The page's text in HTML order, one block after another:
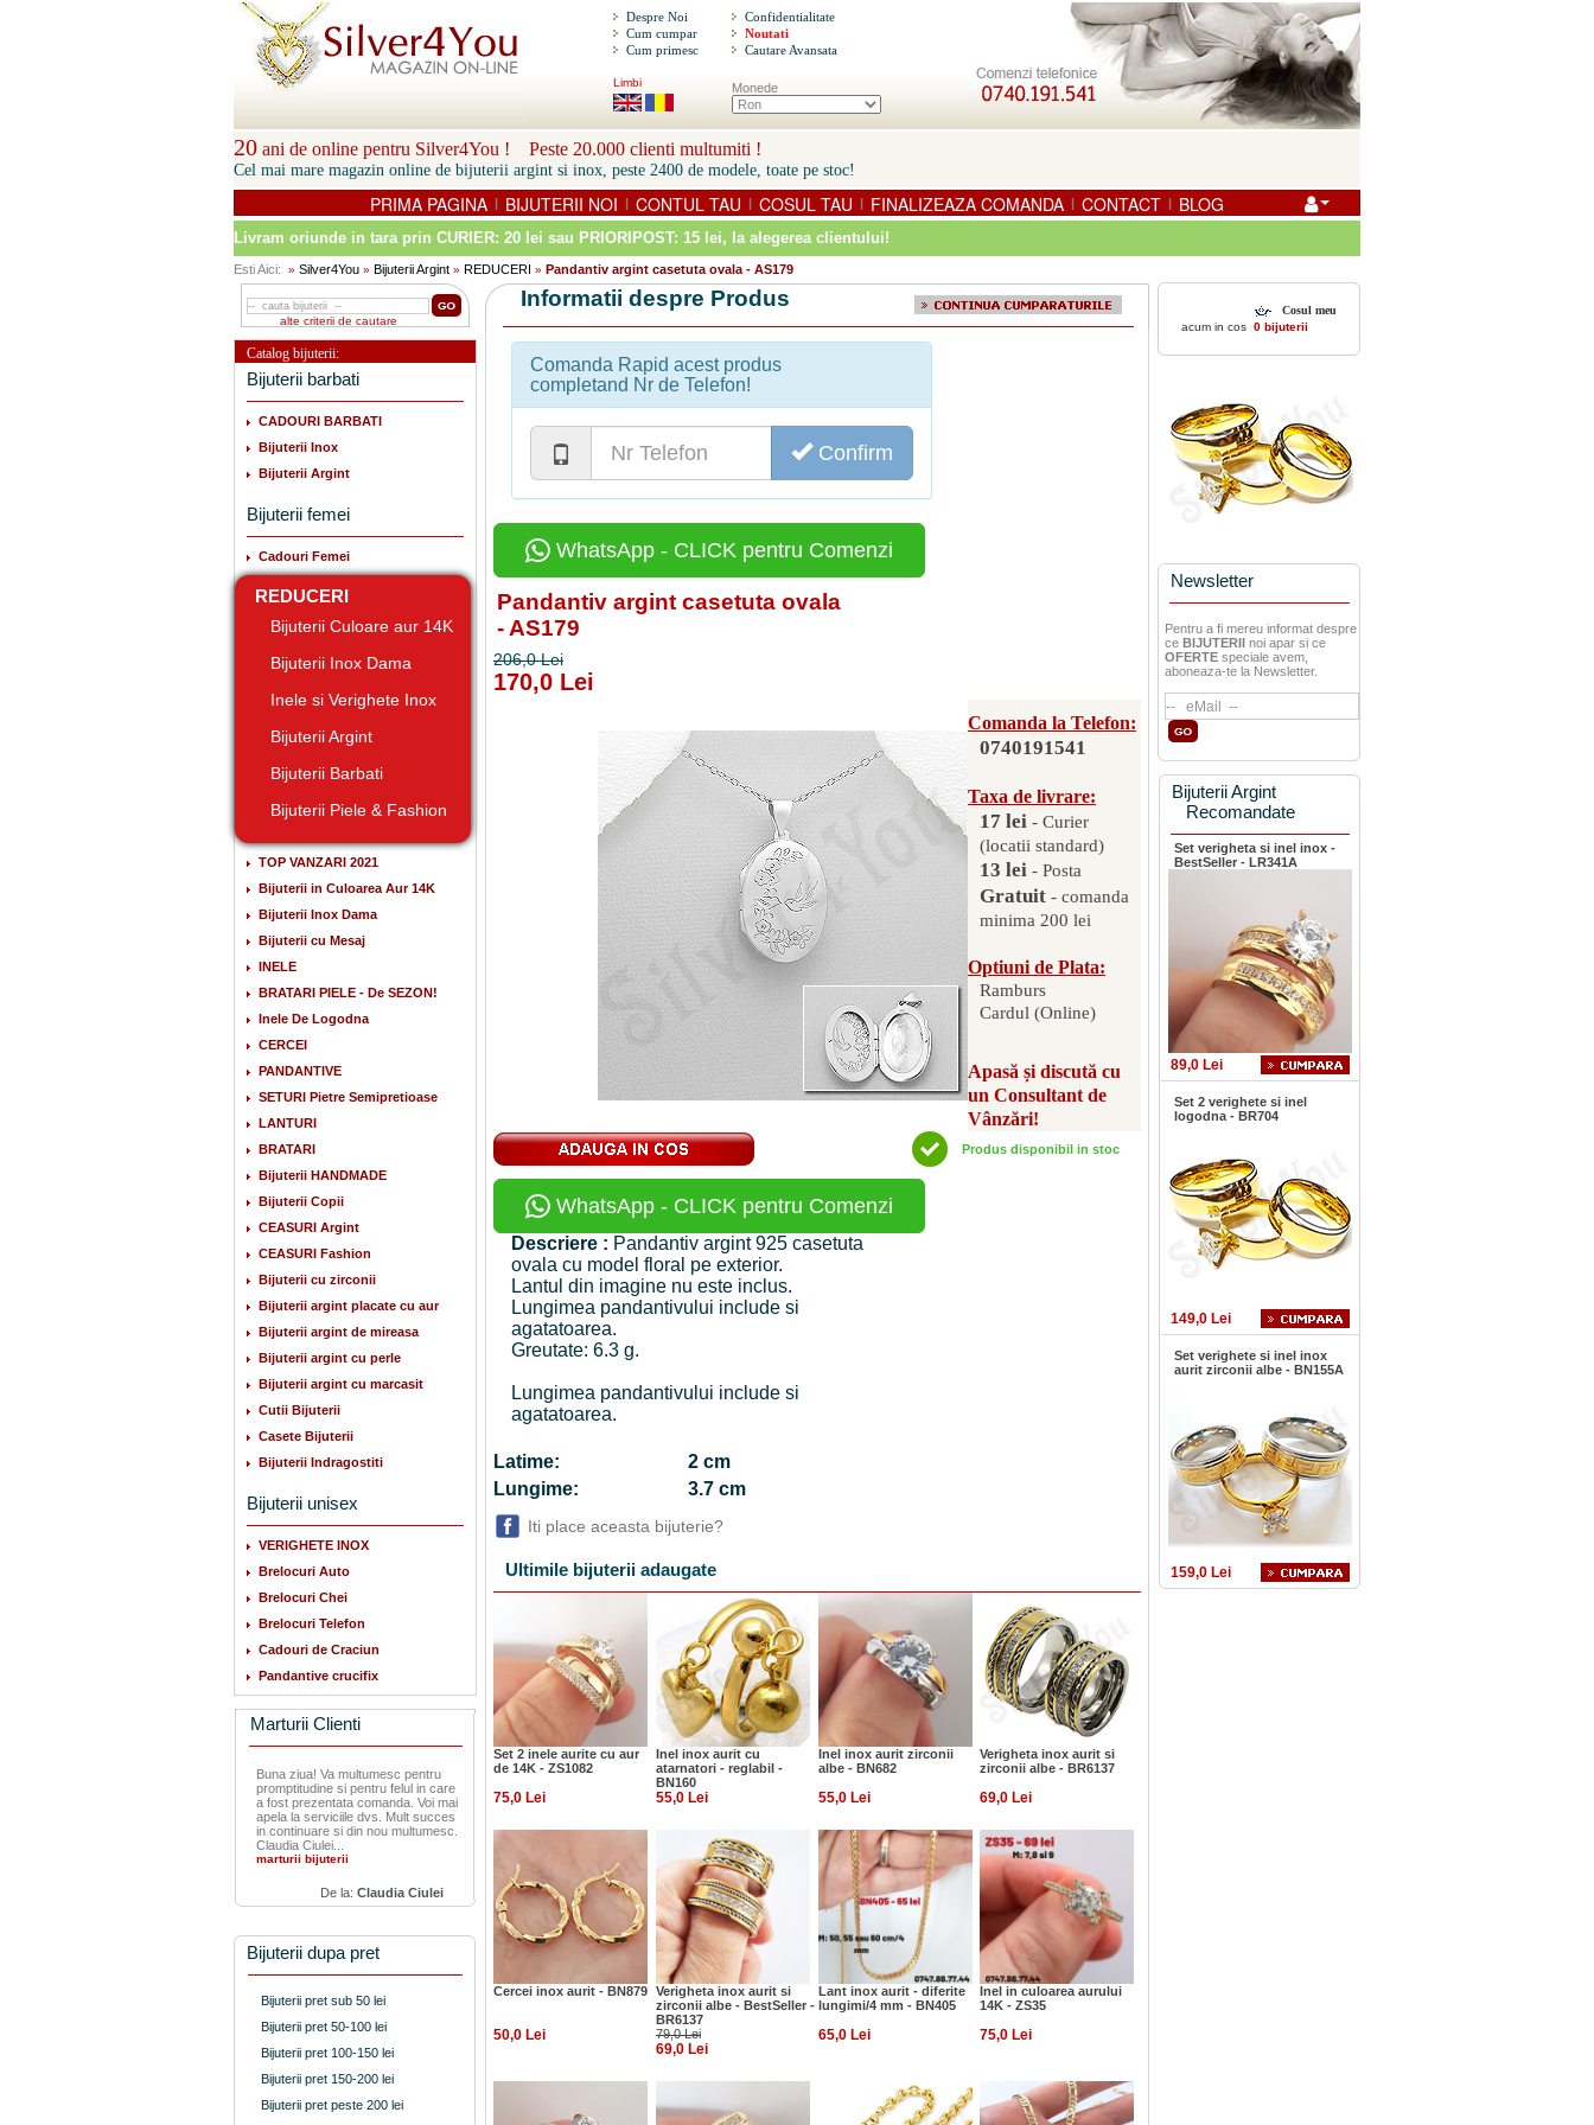
Despre Noi
Cum cumpar
Cum primesc
Confidentialitate
Noutati
Cautare Avansata
Limbi Monede
20 ani de online pentru Silver4You ! Peste 20.000 clienti multumiti !
Cel mai mare magazin online de bijuterii argint si inox, peste 2400 de modele, toate pe stoc!
PRIMA PAGINA | BIJUTERII NOI | CONTUL TAU | COSUL TAU | FINALIZEAZA COMANDA | CONTACT | BLOG
Livram oriunde in tara prin CURIER: 20 lei sau PRIORIPOST: 15 lei, la alegerea clientului!
Esti Aici: » Silver4You » Bijuterii Argint » REDUCERI » Pandantiv argint casetuta ovala - AS179
alte criterii de cautare
Catalog bijuterii:
Bijuterii barbati
CADOURI BARBATI
Bijuterii Inox
Bijuterii Argint
Bijuterii femei
Cadouri Femei
REDUCERI
Bijuterii Culoare aur 14K
Bijuterii Inox Dama
Inele si Verighete Inox
Bijuterii Argint
Bijuterii Barbati
Bijuterii Piele & Fashion
TOP VANZARI 2021
Bijuterii in Culoarea Aur 14K
Bijuterii Inox Dama
Bijuterii cu Mesaj
INELE
BRATARI PIELE - De SEZON!
Inele De Logodna
CERCEI
PANDANTIVE
SETURI Pietre Semipretioase
LANTURI
BRATARI
Bijuterii HANDMADE
Bijuterii Copii
CEASURI Argint
CEASURI Fashion
Bijuterii cu zirconii
Bijuterii argint placate cu aur
Bijuterii argint de mireasa
Bijuterii argint cu perle
Bijuterii argint cu marcasit
Cutii Bijuterii
Casete Bijuterii
Bijuterii Indragostiti
Bijuterii unisex
VERIGHETE INOX
Brelocuri Auto
Brelocuri Chei
Brelocuri Telefon
Cadouri de Craciun
Pandantive crucifix
Marturii Clienti
Buna ziua! Va multumesc pentru
promptitudine si pentru felul in care
a fost prezentata comanda. Voi mai
apela la serviciile dvs. Mult succes
in continuare si din nou multumesc.
Claudia Ciulei...
marturii bijuterii
De la: Claudia Ciulei
Bijuterii dupa pret
Bijuterii pret sub 50 lei
Bijuterii pret 50-100 lei
Bijuterii pret 100-150 lei
Bijuterii pret 150-200 lei
Bijuterii pret peste 200 lei
Informatii despre Produs
Comanda Rapid acest produs
completand Nr de Telefon!
Confirm
WhatsApp - CLICK pentru Comenzi
Pandantiv argint casetuta ovala
- AS179
206,0 Lei
170,0 Lei
Comanda la Telefon:
0740191541
Taxa de livrare:
17 lei - Curier
(locatii standard)
13 lei - Posta
Gratuit - comanda
minima 200 lei
Optiuni de Plata:
Ramburs
Cardul (Online)
Apasă și discută cu
un Consultant de
Vânzări!
Produs disponibil in stoc
WhatsApp - CLICK pentru Comenzi
Descriere : Pandantiv argint 925 casetuta
ovala cu model floral pe exterior.
Lantul din imagine nu este inclus.
Lungimea pandantivului include si
agatatoarea.
Greutate: 6.3 g.
Lungimea pandantivului include si
agatatoarea.
Latime:
2 cm
Lungime:
3.7 cm
Iti place aceasta bijuterie?
Ultimile bijuterii adaugate
Set 2 inele aurite cu aur
de 14K - ZS1082
Inel inox aurit cu
atarnatori - reglabil -
BN160
Inel inox aurit zirconii
albe - BN682
Verigheta inox aurit si
zirconii albe - BR6137
75,0 Lei 55,0 Lei 55,0 Lei 69,0 Lei
Cercei inox aurit - BN879 Verigheta inox aurit si
zirconii albe - BestSeller -
BR6137
Lant inox aurit - diferite
lungimi/4 mm - BN405
Inel in culoarea aurului
14K - ZS35
50,0 Lei 79,0 Lei
69,0 Lei
65,0 Lei 75,0 Lei
Cosul meu
acum in cos 0 bijuterii
Newsletter
Pentru a fi mereu informat despre
ce BIJUTERII noi apar si ce
OFERTE speciale avem,
aboneaza-te la Newsletter.
Bijuterii Argint
Recomandate
Set verigheta si inel inox -
BestSeller - LR341A
89,0 Lei
Set 2 verighete si inel
logodna - BR704
149,0 Lei
Set verighete si inel inox
aurit zirconii albe - BN155A
159,0 Lei